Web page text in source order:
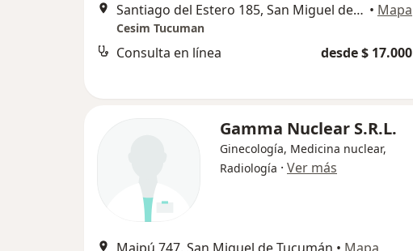
Santiago del Estero 185, San Miguel de Tucumán • Mapa
Cesim Tucuman
Consulta en línea desde $ 17.000
Gamma Nuclear S.R.L.
Ginecología, Medicina nuclear,
Radiología · Ver más